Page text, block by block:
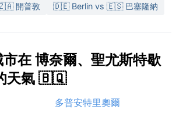
開普敦
🇩🇪 Berlin vs 🇪🇸 巴塞隆納
在 博奈爾、聖尤斯特歇
天氣 🇧🇶
多普安特里奧爾